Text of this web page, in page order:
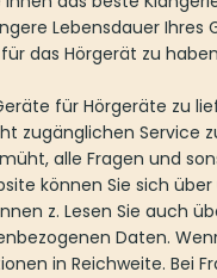
Lebensdauer
das Hörgerät zu
für Hörgeräte zu
zugänglichen
alle Fragen und
können Sie sich
z. Lesen Sie auch
Daten.
in Reichweite. Bei